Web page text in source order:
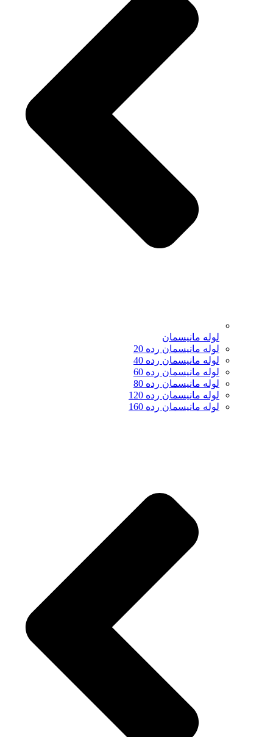
لوله مانیسمان
لوله مانیسمان رده 20
لوله مانیسمان رده 40
لوله مانیسمان رده 60
لوله مانیسمان رده 80
لوله مانیسمان رده 120
لوله مانیسمان رده 160